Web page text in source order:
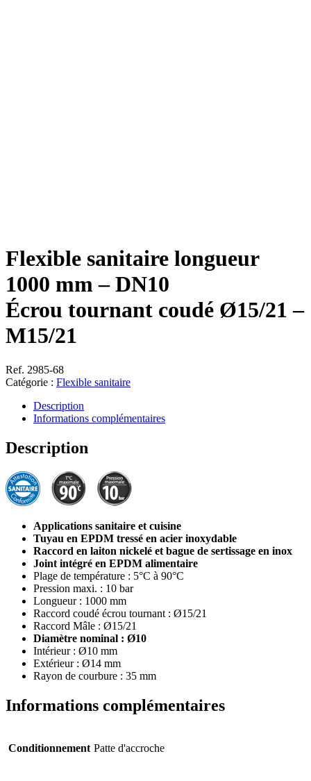
Flexible sanitaire longueur
1000 mm – DN10
Écrou tournant coudé Ø15/21 –
M15/21
Ref. 2985-68
Catégorie : Flexible sanitaire
Description
Informations complémentaires
Description
Applications sanitaire et cuisine
Tuyau en EPDM tressé en acier inoxydable
Raccord en laiton nickelé et bague de sertissage en inox
Joint intégré en EPDM alimentaire
Plage de température : 5°C à 90°C
Pression maxi. : 10 bar
Longueur : 1000 mm
Raccord coudé écrou tournant : Ø15/21
Raccord Mâle : Ø15/21
Diamètre nominal : Ø10
Intérieur : Ø10 mm
Extérieur : Ø14 mm
Rayon de courbure : 35 mm
Informations complémentaires
Conditionnement Patte d'accroche